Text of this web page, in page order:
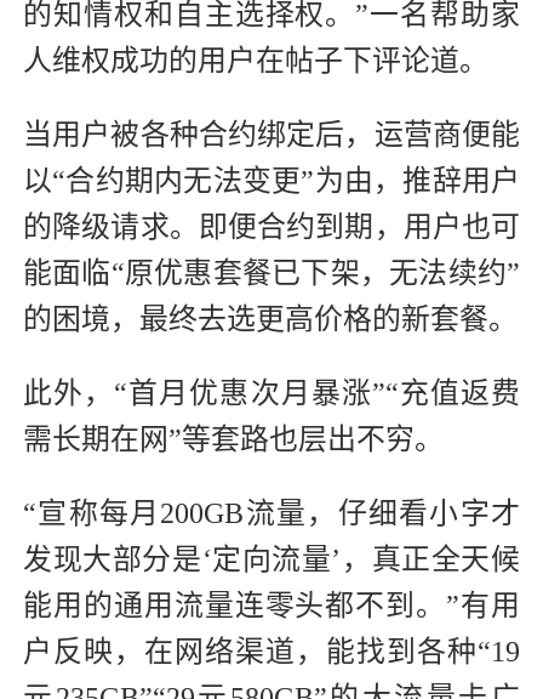
的知情权和自主选择权。”一名帮助家
人维权成功的用户在帖子下评论道。
当用户被各种合约绑定后，运营商便能
以“合约期内无法变更”为由，推辞用户
的降级请求。即便合约到期，用户也可
能面临“原优惠套餐已下架，无法续约”
的困境，最终去选更高价格的新套餐。
此外，“首月优惠次月暴涨”“充值返费
需长期在网”等套路也层出不穷。
“宣称每月200GB流量，仔细看小字才
发现大部分是‘定向流量’，真正全天候
能用的通用流量连零头都不到。”有用
户反映，在网络渠道，能找到各种“19